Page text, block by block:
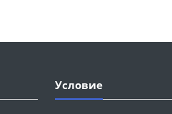
Условие